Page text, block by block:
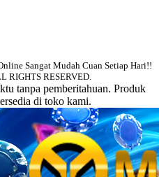
RIGHTS RESERVED.
tanpa pemberitahuan. Produk
di toko kami.